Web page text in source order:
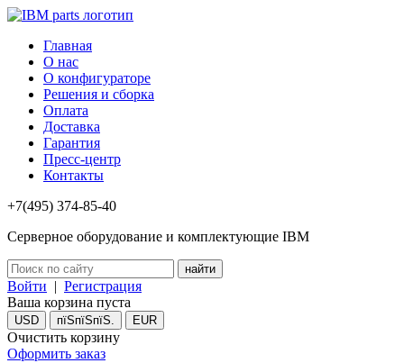
Главная
О нас
О конфигураторе
Решения и сборка
Оплата
Доставка
Гарантия
Пресс-центр
Контакты
+7(495) 374-85-40
Серверное оборудование и комплектующие IBM
Войти | Регистрация
Ваша корзина пуста
USD пїЅпїЅпїЅ. EUR
Очистить корзину
Оформить заказ